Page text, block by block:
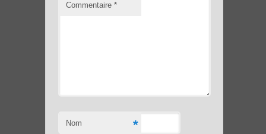
Commentaire *
Nom *